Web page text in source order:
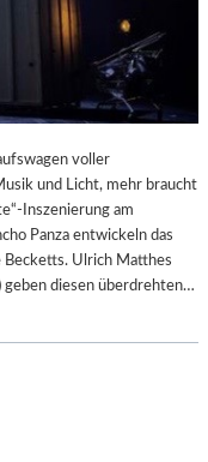
voller
und Licht, mehr braucht
Inszenierung am
Panza entwickeln das
Ulrich Matthes
geben diesen überdrehten…